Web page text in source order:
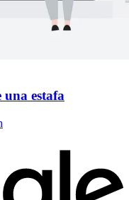
una estafa